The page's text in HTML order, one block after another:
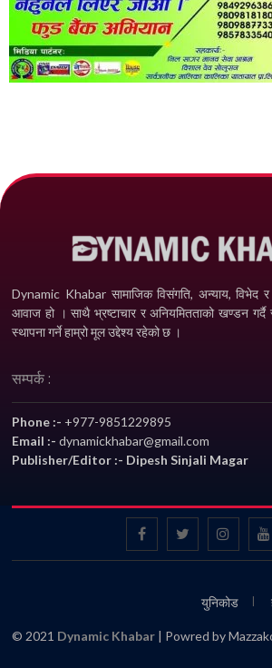
Dynamic Khabar सामाजिक विसंगति, अन्याय, विभेद­ र
आवाज हो । साथै भ्रष्टाचार र अनियमितताको खण्डन गर्दै
स्थापना गर्ने हाम्रो मूल उद्देश्य रहेको छ ।
सम्पर्क :
Phone :- +977-9851229895
Email :-dynamickhabar@gmail.com
Publisher/Editor :- Dipesh Sinjali Magar
युनिकोड
© 2021 Dynamic Khabar | Powred by